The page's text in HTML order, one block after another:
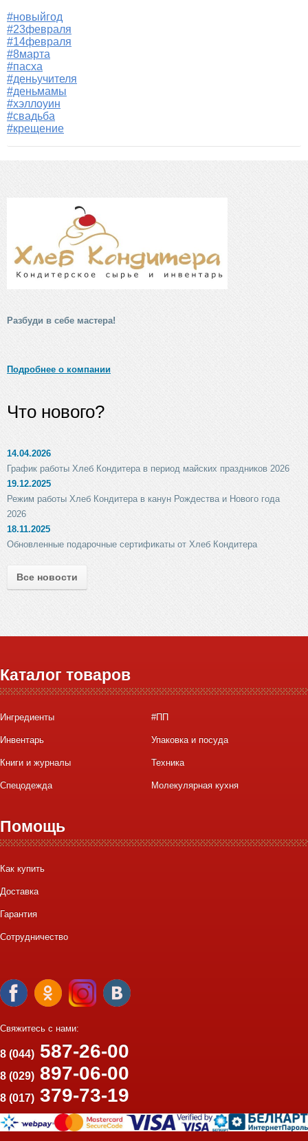
#новыйгод
#23февраля
#14февраля
#8марта
#пасха
#деньучителя
#деньмамы
#хэллоуин
#свадьба
#крещение
Разбуди в себе мастера!
Подробнее о компании
Что нового?
14.04.2026
График работы Хлеб Кондитера в период майских праздников 2026
19.12.2025
Режим работы Хлеб Кондитера в канун Рождества и Нового года
2026
18.11.2025
Обновленные подарочные сертификаты от Хлеб Кондитера
Все новости
Каталог товаров
Ингредиенты #ПП
Инвентарь Упаковка и посуда
Книги и журналы Техника
Спецодежда Молекулярная кухня
Помощь
Как купить
Доставка
Гарантия
Сотрудничество
Свяжитесь с нами:
8 (044) 587-26-00
8 (029) 897-06-00
8 (017) 379-73-19